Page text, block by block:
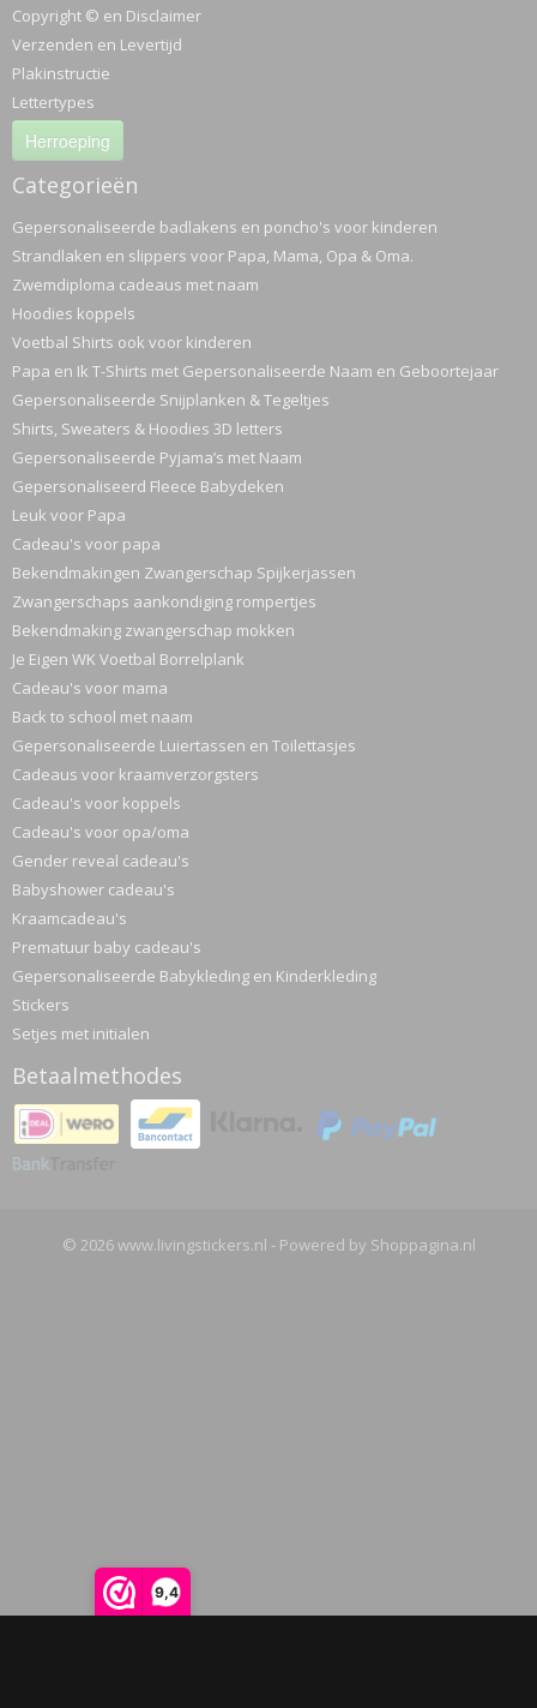
9,4
Copyright © en Disclaimer
Verzenden en Levertijd
Plakinstructie
Lettertypes
Herroeping
Categorieën
Gepersonaliseerde badlakens en poncho's voor kinderen
Strandlaken en slippers voor Papa, Mama, Opa & Oma.
Zwemdiploma cadeaus met naam
Hoodies koppels
Voetbal Shirts ook voor kinderen
Papa en Ik T-Shirts met Gepersonaliseerde Naam en Geboortejaar
Gepersonaliseerde Snijplanken & Tegeltjes
Shirts, Sweaters & Hoodies 3D letters
Gepersonaliseerde Pyjama’s met Naam
Gepersonaliseerd Fleece Babydeken
Leuk voor Papa
Cadeau's voor papa
Bekendmakingen Zwangerschap Spijkerjassen
Zwangerschaps aankondiging rompertjes
Bekendmaking zwangerschap mokken
Je Eigen WK Voetbal Borrelplank
Cadeau's voor mama
Back to school met naam
Gepersonaliseerde Luiertassen en Toilettasjes
Cadeaus voor kraamverzorgsters
Cadeau's voor koppels
Cadeau's voor opa/oma
Gender reveal cadeau's
Babyshower cadeau's
Kraamcadeau's
Prematuur baby cadeau's
Gepersonaliseerde Babykleding en Kinderkleding
Stickers
Setjes met initialen
Betaalmethodes
© 2026 www.livingstickers.nl - Powered by Shoppagina.nl